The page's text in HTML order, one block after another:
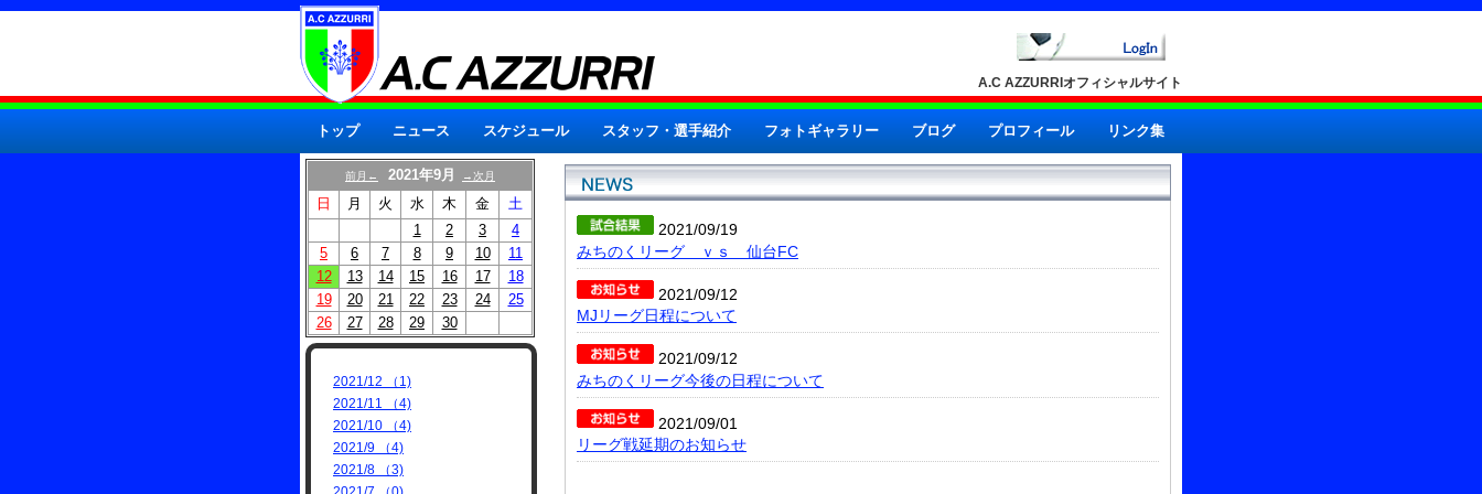
A.C AZZURRIオフィシャルサイト
トップ ニュース スケジュール スタッフ・選手紹介 フォトギャラリー ブログ プロフィール リンク集
2021/09/19
みちのくリーグ ｖｓ 仙台FC
2021/09/12
MJリーグ日程について
2021/09/12
みちのくリーグ今後の日程について
2021/09/01
リーグ戦延期のお知らせ
前月← 2021年9月 →次月
日 月 火 水 木 金
土
1
2 3
4
5
6 7 8 9 10
11
12
13 14 15 16 17
18
19
20 21 22 23 24
25
26
27 28 29 30
2021/12 （1)
2021/11 （4)
2021/10 （4)
2021/9 （4)
2021/8 （3)